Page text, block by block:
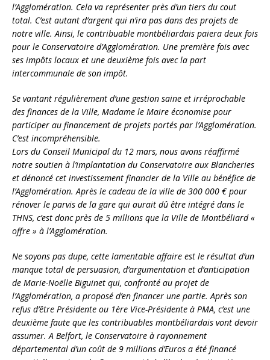
l’Agglomération. Cela va représenter près d’un tiers du cout
total. C’est autant d’argent qui n’ira pas dans des projets de
notre ville. Ainsi, le contribuable montbéliardais paiera deux fois
pour le Conservatoire d’Agglomération. Une première fois avec
ses impôts locaux et une deuxième fois avec la part
intercommunale de son impôt.
Se vantant régulièrement d’une gestion saine et irréprochable
des finances de la Ville, Madame le Maire économise pour
participer au financement de projets portés par l’Agglomération.
C’est incompréhensible.
Lors du Conseil Municipal du 12 mars, nous avons réaffirmé
notre soutien à l’implantation du Conservatoire aux Blancheries
et dénoncé cet investissement financier de la Ville au bénéfice de
l’Agglomération. Après le cadeau de la ville de 300 000 € pour
rénover le parvis de la gare qui aurait dû être intégré dans le
THNS, c’est donc près de 5 millions que la Ville de Montbéliard «
offre » à l’Agglomération.
Ne soyons pas dupe, cette lamentable affaire est le résultat d’un
manque total de persuasion, d’argumentation et d’anticipation
de Marie-Noëlle Biguinet qui, confronté au projet de
l’Agglomération, a proposé d’en financer une partie. Après son
refus d’être Présidente ou 1ère Vice-Présidente à PMA, c’est une
deuxième faute que les contribuables montbéliardais vont devoir
assumer. A Belfort, le Conservatoire à rayonnement
départemental d’un coût de 9 millions d’Euros a été financé